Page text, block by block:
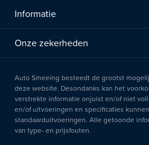
Informatie
Onze zekerheden
Auto Smeeing besteedt de grootst
deze website. Desondanks kan het
verstrekte informatie onjuist en/of niet
en/of uitvoeringen en specificaties
standaarduitvoeringen. Alle getoonde
van type- en prijsfouten.